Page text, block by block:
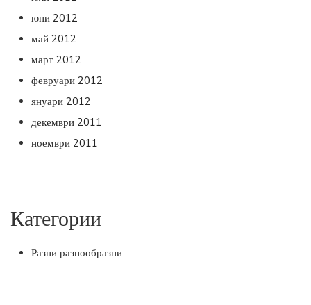
юни 2012
май 2012
март 2012
февруари 2012
януари 2012
декември 2011
ноември 2011
Категории
Разни разнообразни